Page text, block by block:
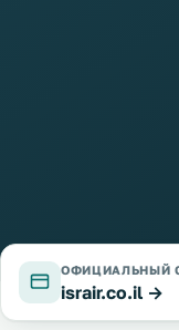
ОФИЦИАЛЬНЫЙ
israir.co.il →